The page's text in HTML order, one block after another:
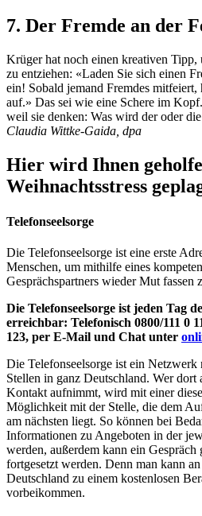
7. Der Fremde an der
Krüger hat noch einen kreativen
zu entziehen: «Laden Sie sich einen
ein! Sobald jemand Fremdes
auf.» Das sei wie eine Schere im
weil sie denken: Was wird der oder
Claudia Wittke-Gaida, dpa
Hier wird Ihnen
Weihnachtsstress
Telefonseelsorge
Die Telefonseelsorge ist eine erste
Menschen, um mithilfe eines
Gesprächspartners wieder Mut fassen
Die Telefonseelsorge ist jeden Tag
erreichbar: Telefonisch 0800/111 0
123, per E-Mail und Chat unter
Die Telefonseelsorge ist ein Netzwerk
Stellen in ganz Deutschland. Wer dort
Kontakt aufnimmt, wird mit einer
Möglichkeit mit der Stelle, die dem
am nächsten liegt. So können bei
Informationen zu Angeboten in der
werden, außerdem kann ein
fortgesetzt werden. Denn man kann
Deutschland zu einem kostenlosen
vorbeikommen.